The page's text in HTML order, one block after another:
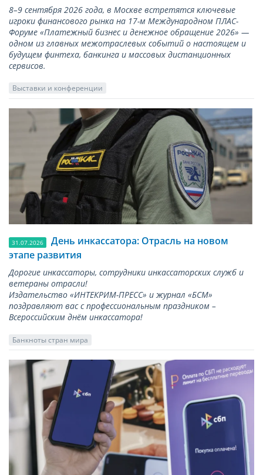
8–9 сентября 2026 года, в Москве встретятся ключевые
игроки финансового рынка на 17-м Международном ПЛАС-
Форуме «Платежный бизнес и денежное обращение 2026» —
одном из главных межотраслевых событий о настоящем и
будущем финтеха, банкинга и массовых дистанционных
сервисов.
Выставки и конференции
31.07.2026
День инкассатора: Отрасль на новом
этапе развития
Дорогие инкассаторы, сотрудники инкассаторских служб и
ветераны отрасли!
Издательство «ИНТЕКРИМ-ПРЕСС» и журнал «БСМ»
поздравляют вас с профессиональным праздником –
Всероссийским днём инкассатора!
Банкноты стран мира